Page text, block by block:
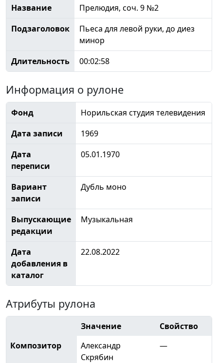
Название
Прелюдия, соч. 9 №2
Подзаголовок
Пьеса для левой руки, до диез
минор
Длительность
00:02:58
Информация о рулоне
Фонд
Норильская студия телевидения
Дата записи
1969
Дата
переписи
05.01.1970
Вариант
записи
Дубль моно
Выпускающие
редакции
Музыкальная
Дата
добавления в
каталог
22.08.2022
Атрибуты рулона
Значение
Свойство
Композитор
Александр
Скрябин
—